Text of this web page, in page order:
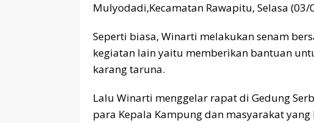
Mulyodadi,Kecamatan Rawapitu, Selasa (03/
Seperti biasa, Winarti melakukan senam
kegiatan lain yaitu memberikan bantuan
karang taruna.
Lalu Winarti menggelar rapat di Gedung
para Kepala Kampung dan masyarakat